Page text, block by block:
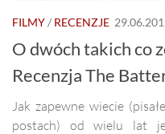
FILMY/ RECENZJE
O dwóch takich co
Recenzja The
Jak zapewne wiecie
postach) od wielu lat